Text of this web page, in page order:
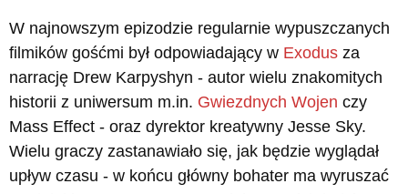
W najnowszym epizodzie regularnie wypuszczanych
filmików gośćmi był odpowiadający w Exodus za
narrację Drew Karpyshyn - autor wielu znakomitych
historii z uniwersum m.in. Gwiezdnych Wojen czy
Mass Effect - oraz dyrektor kreatywny Jesse Sky.
Wielu graczy zastanawiało się, jak będzie wyglądał
upływ czasu - w końcu główny bohater ma wyruszać